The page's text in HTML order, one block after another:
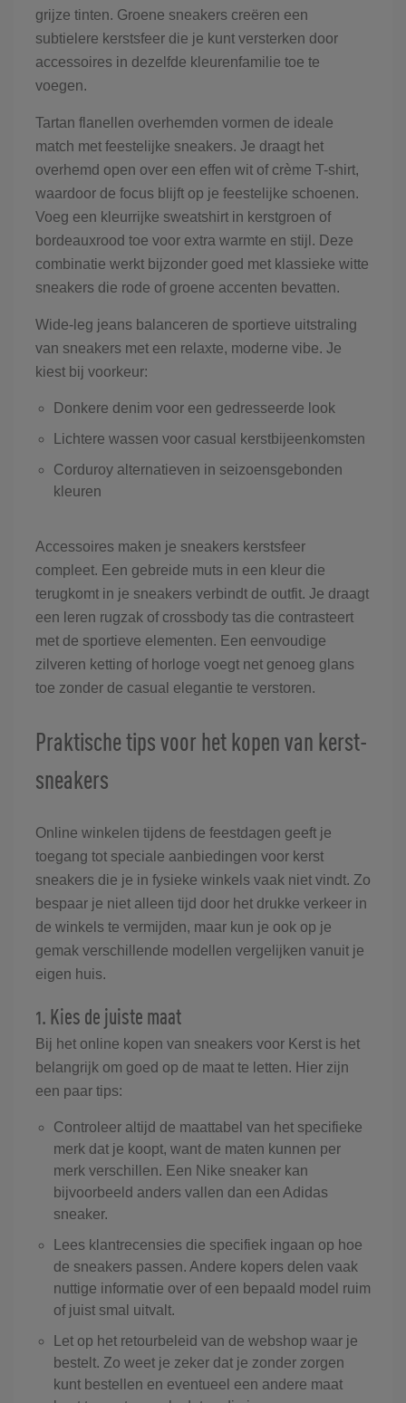
grijze tinten. Groene sneakers creëren een
subtielere kerstsfeer die je kunt versterken door
accessoires in dezelfde kleurenfamilie toe te
voegen.
Tartan flanellen overhemden vormen de ideale
match met feestelijke sneakers. Je draagt het
overhemd open over een effen wit of crème T-shirt,
waardoor de focus blijft op je feestelijke schoenen.
Voeg een kleurrijke sweatshirt in kerstgroen of
bordeauxrood toe voor extra warmte en stijl. Deze
combinatie werkt bijzonder goed met klassieke witte
sneakers die rode of groene accenten bevatten.
Wide-leg jeans balanceren de sportieve uitstraling
van sneakers met een relaxte, moderne vibe. Je
kiest bij voorkeur:
Donkere denim voor een gedresseerde look
Lichtere wassen voor casual kerstbijeenkomsten
Corduroy alternatieven in seizoensgebonden
kleuren
Accessoires maken je sneakers kerstsfeer
compleet. Een gebreide muts in een kleur die
terugkomt in je sneakers verbindt de outfit. Je draagt
een leren rugzak of crossbody tas die contrasteert
met de sportieve elementen. Een eenvoudige
zilveren ketting of horloge voegt net genoeg glans
toe zonder de casual elegantie te verstoren.
Praktische tips voor het kopen van kerst-
sneakers
Online winkelen tijdens de feestdagen geeft je
toegang tot speciale aanbiedingen voor kerst
sneakers die je in fysieke winkels vaak niet vindt. Zo
bespaar je niet alleen tijd door het drukke verkeer in
de winkels te vermijden, maar kun je ook op je
gemak verschillende modellen vergelijken vanuit je
eigen huis.
1. Kies de juiste maat
Bij het online kopen van sneakers voor Kerst is het
belangrijk om goed op de maat te letten. Hier zijn
een paar tips:
Controleer altijd de maattabel van het specifieke
merk dat je koopt, want de maten kunnen per
merk verschillen. Een Nike sneaker kan
bijvoorbeeld anders vallen dan een Adidas
sneaker.
Lees klantrecensies die specifiek ingaan op hoe
de sneakers passen. Andere kopers delen vaak
nuttige informatie over of een bepaald model ruim
of juist smal uitvalt.
Let op het retourbeleid van de webshop waar je
bestelt. Zo weet je zeker dat je zonder zorgen
kunt bestellen en eventueel een andere maat